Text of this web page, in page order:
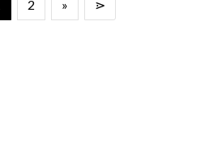
2 » ⋗